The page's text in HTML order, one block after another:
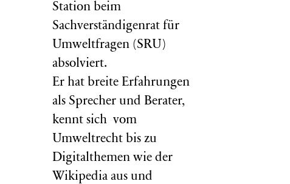
Station beim
Sachverständigenrat für
Umweltfragen (SRU )
absolviert.
Er hat breite Erfahrungen
als Sprecher und Berater,
kennt sich vom
Umweltrecht bis zu
Digitalthemen wie der
Wikipedia aus und